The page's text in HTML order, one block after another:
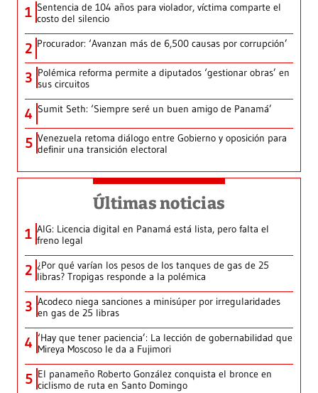
1 Sentencia de 104 años para violador, víctima comparte el
costo del silencio
2 Procurador: ‘Avanzan más de 6,500 causas por corrupción’
3 Polémica reforma permite a diputados ‘gestionar obras’ en
sus circuitos
4 Sumit Seth: ‘Siempre seré un buen amigo de Panamá’
5 Venezuela retoma diálogo entre Gobierno y oposición para
definir una transición electoral
Últimas noticias
1 AIG: Licencia digital en Panamá está lista, pero falta el
freno legal
2 ¿Por qué varían los pesos de los tanques de gas de 25
libras? Tropigas responde a la polémica
3 Acodeco niega sanciones a minisúper por irregularidades
en gas de 25 libras
4 ‘Hay que tener paciencia’: La lección de gobernabilidad que
Mireya Moscoso le da a Fujimori
5 El panameño Roberto González conquista el bronce en
ciclismo de ruta en Santo Domingo